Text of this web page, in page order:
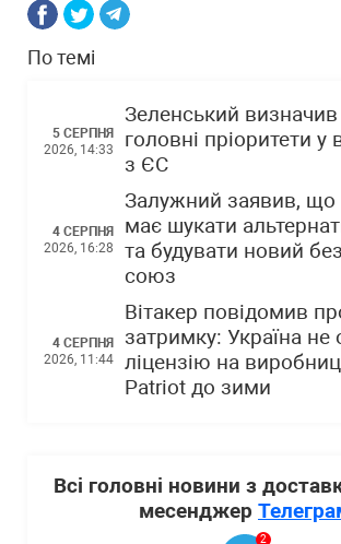
По темі
5 СЕРПНЯ
2026, 14:33
Зеленський визначив
головні пріоритети у
з ЄС
4 СЕРПНЯ
2026, 16:28
Залужний заявив, що
має шукати
та будувати новий
союз
4 СЕРПНЯ
2026, 11:44
Вітакер повідомив
затримку: Україна не
ліцензію на
Patriot до зими
Всі головні новини з
месенджер
2